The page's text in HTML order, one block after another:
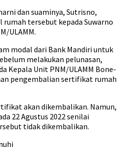
dan suaminya, Sutrisno,
tersebut kepada Suwarno
ULAMM.
modal dari Bank Mandiri untuk
melakukan pelunasan,
Kepala Unit PNM/ULAMM Bone-
pengembalian sertifikat rumah
akan dikembalikan. Namun,
22 Agustus 2022 senilai
tidak dikembalikan.